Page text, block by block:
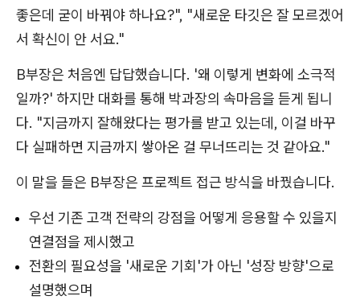
좋은데 굳이 바꿔야 하나요?", "새로운 타깃은 잘 모르겠어
서 확신이 안 서요."
B부장은 처음엔 답답했습니다. '왜 이렇게 변화에 소극적
일까?' 하지만 대화를 통해 박과장의 속마음을 듣게 됩니
다. "지금까지 잘해왔다는 평가를 받고 있는데, 이걸 바꾸
다 실패하면 지금까지 쌓아온 걸 무너뜨리는 것 같아요."
이 말을 들은 B부장은 프로젝트 접근 방식을 바꿨습니다.
우선 기존 고객 전략의 강점을 어떻게 응용할 수 있을지
연결점을 제시했고
전환의 필요성을 '새로운 기회'가 아닌 '성장 방향'으로
설명했으며